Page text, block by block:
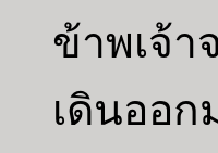
ข้าพเจ้า
เดินออ